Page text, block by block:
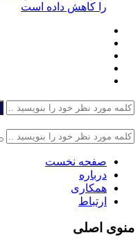
را کاهش داده است
صفحه نخست
درباره
همکاری
ارتباط
منوی اصلی